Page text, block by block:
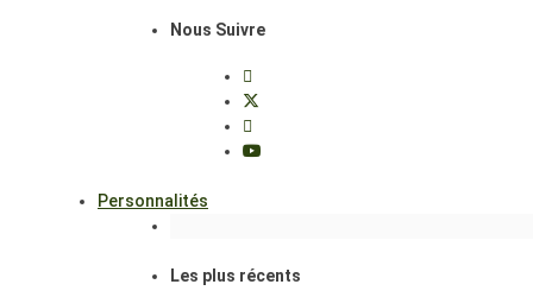
Nous Suivre
Personnalités
Les plus récents